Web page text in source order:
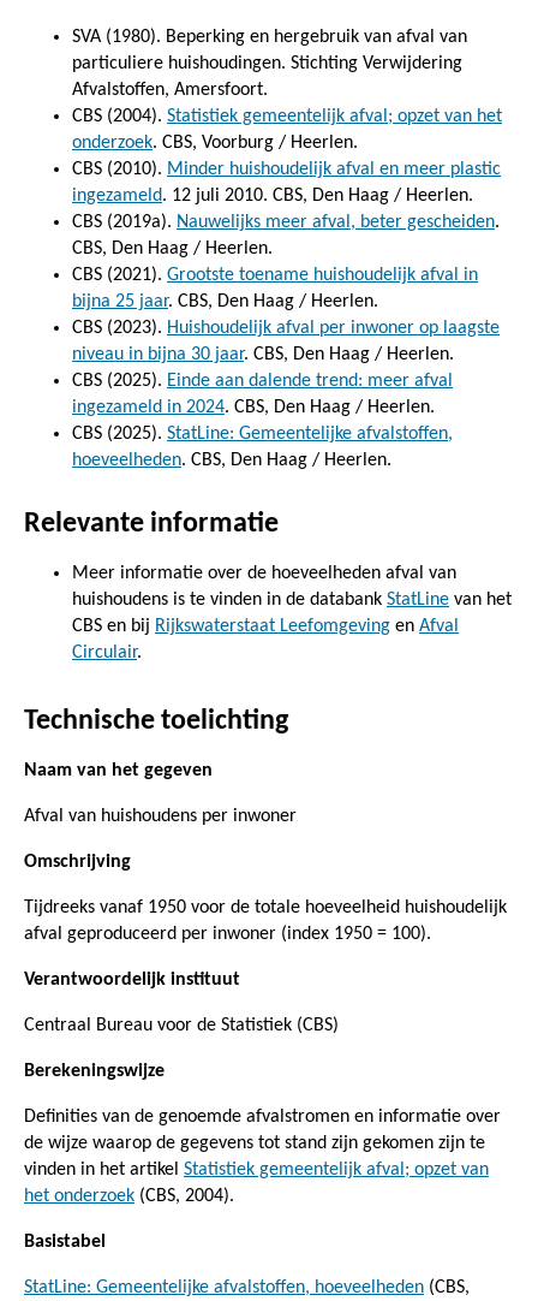
SVA (1980). Beperking en hergebruik van afval van
particuliere huishoudingen. Stichting Verwijdering
Afvalstoffen, Amersfoort.
CBS (2004). Statistiek gemeentelijk afval; opzet van het
onderzoek. CBS, Voorburg / Heerlen.
CBS (2010). Minder huishoudelijk afval en meer plastic
ingezameld. 12 juli 2010. CBS, Den Haag / Heerlen.
CBS (2019a). Nauwelijks meer afval, beter gescheiden.
CBS, Den Haag / Heerlen.
CBS (2021). Grootste toename huishoudelijk afval in
bijna 25 jaar. CBS, Den Haag / Heerlen.
CBS (2023). Huishoudelijk afval per inwoner op laagste
niveau in bijna 30 jaar. CBS, Den Haag / Heerlen.
CBS (2025). Einde aan dalende trend: meer afval
ingezameld in 2024. CBS, Den Haag / Heerlen.
CBS (2025). StatLine: Gemeentelijke afvalstoffen,
hoeveelheden. CBS, Den Haag / Heerlen.
Relevante informatie
Meer informatie over de hoeveelheden afval van
huishoudens is te vinden in de databank StatLine van het
CBS en bij Rijkswaterstaat Leefomgeving en Afval
Circulair.
Technische toelichting
Naam van het gegeven
Afval van huishoudens per inwoner
Omschrijving
Tijdreeks vanaf 1950 voor de totale hoeveelheid huishoudelijk
afval geproduceerd per inwoner (index 1950 = 100).
Verantwoordelijk instituut
Centraal Bureau voor de Statistiek (CBS)
Berekeningswijze
Definities van de genoemde afvalstromen en informatie over
de wijze waarop de gegevens tot stand zijn gekomen zijn te
vinden in het artikel Statistiek gemeentelijk afval; opzet van
het onderzoek (CBS, 2004).
Basistabel
StatLine: Gemeentelijke afvalstoffen, hoeveelheden (CBS,